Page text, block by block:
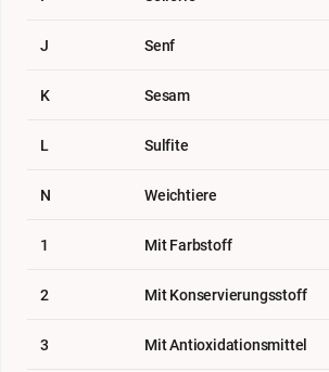
J Senf
K Sesam
L Sulfite
N Weichtiere
1 Mit Farbstoff
2 Mit Konservierungsstoff
3 Mit Antioxidationsmittel